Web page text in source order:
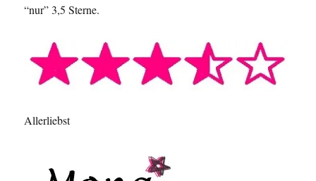
“nur” 3,5 Sterne.
Allerliebst